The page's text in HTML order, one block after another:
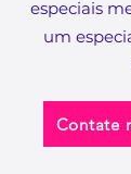
especiais
um
Contate